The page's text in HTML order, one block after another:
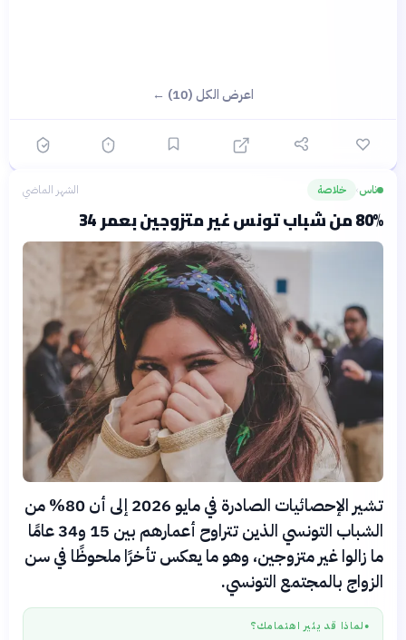
اعرض الكل (10) ←
ناس› خلاصة الشهر الماضي
80% من شباب تونس غير متزوجين بعمر 34
تشير الإحصائيات الصادرة في مايو 2026 إلى أن 80% من
الشباب التونسي الذين تتراوح أعمارهم بين 15 و34 عامًا
ما زالوا غير متزوجين، وهو ما يعكس تأخرًا ملحوظًا في سن
الزواج بالمجتمع التونسي.
● لماذا قد يثير اهتمامك؟